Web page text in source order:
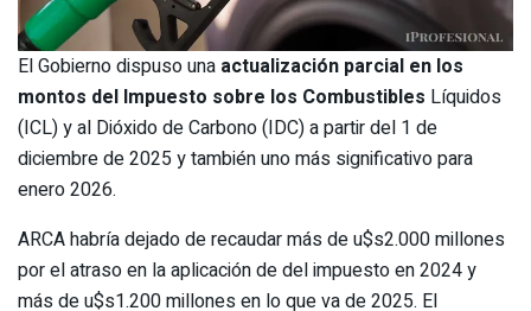
El Gobierno dispuso una actualización parcial en los
montos del Impuesto sobre los Combustibles Líquidos
(ICL) y al Dióxido de Carbono (IDC) a partir del 1 de
diciembre de 2025 y también uno más significativo para
enero 2026.
ARCA habría dejado de recaudar más de u$s2.000 millones
por el atraso en la aplicación de del impuesto en 2024 y
más de u$s1.200 millones en lo que va de 2025. El